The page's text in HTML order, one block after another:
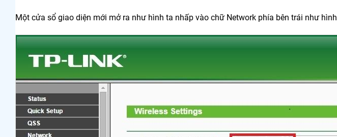
Một cửa sổ giao diện mới mở ra như hình ta nhấp vào chữ Network phía bên trái như hình